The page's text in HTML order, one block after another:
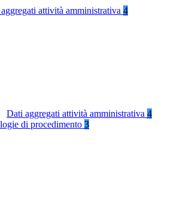
attività amministrativa 4
Dati aggregati attività amministrativa 4
di procedimento 3